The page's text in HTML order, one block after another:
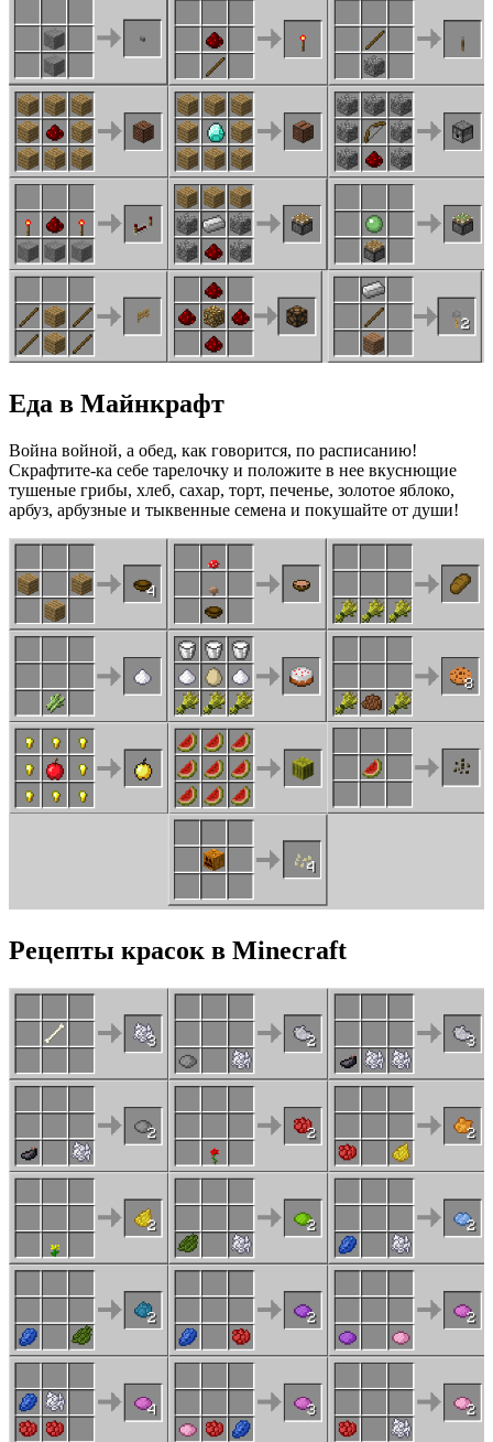
Еда в Майнкрафт
Война войной, а обед, как говорится, по расписанию!
Скрафтите-ка себе тарелочку и положите в нее вкуснющие
тушеные грибы, хлеб, сахар, торт, печенье, золотое яблоко,
арбуз, арбузные и тыквенные семена и покушайте от души!
Рецепты красок в Minecraft